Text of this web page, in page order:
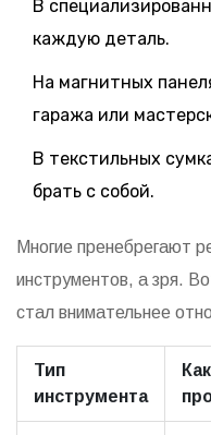
В
каждую деталь.
На магнитных
гаража или
В текстильных
брать с собой.
Многие пренебрегают
инструментов, а зря.
стал внимательнее
Тип
инструмента